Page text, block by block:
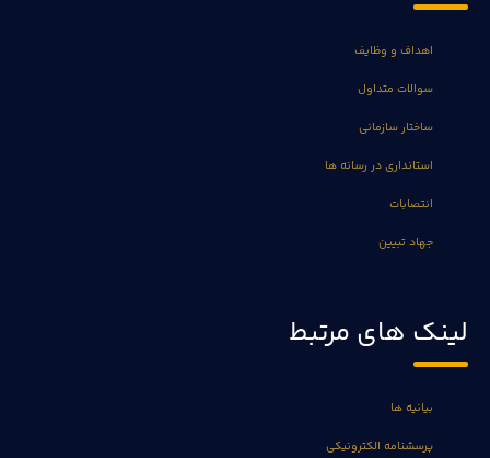
اهداف و وظایف
سوالات متداول
ساختار سازمانی
استانداری در رسانه ها
انتصابات
جهاد تبیین
لینک های مرتبط
بیانیه ها
پرسشنامه الکترونیکی